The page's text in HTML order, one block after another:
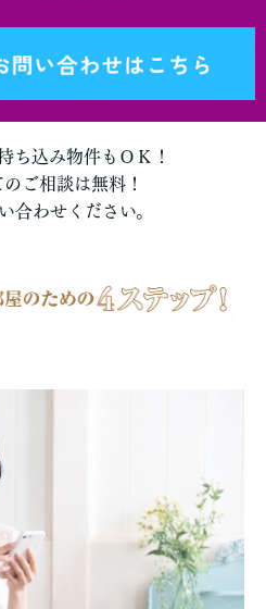
ち込み物件もＯＫ！
ご相談は無料！
合わせください。